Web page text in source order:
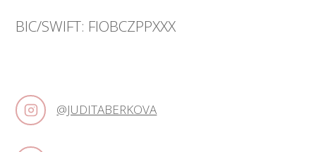
BIC/SWIFT: FIOBCZPPXXX
@JUDITABERKOVA